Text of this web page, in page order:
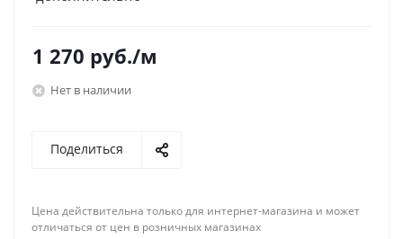
1 270 руб./м
Нет в наличии
Поделиться
Цена действительна только для интернет-магазина и может
отличаться от цен в розничных магазинах